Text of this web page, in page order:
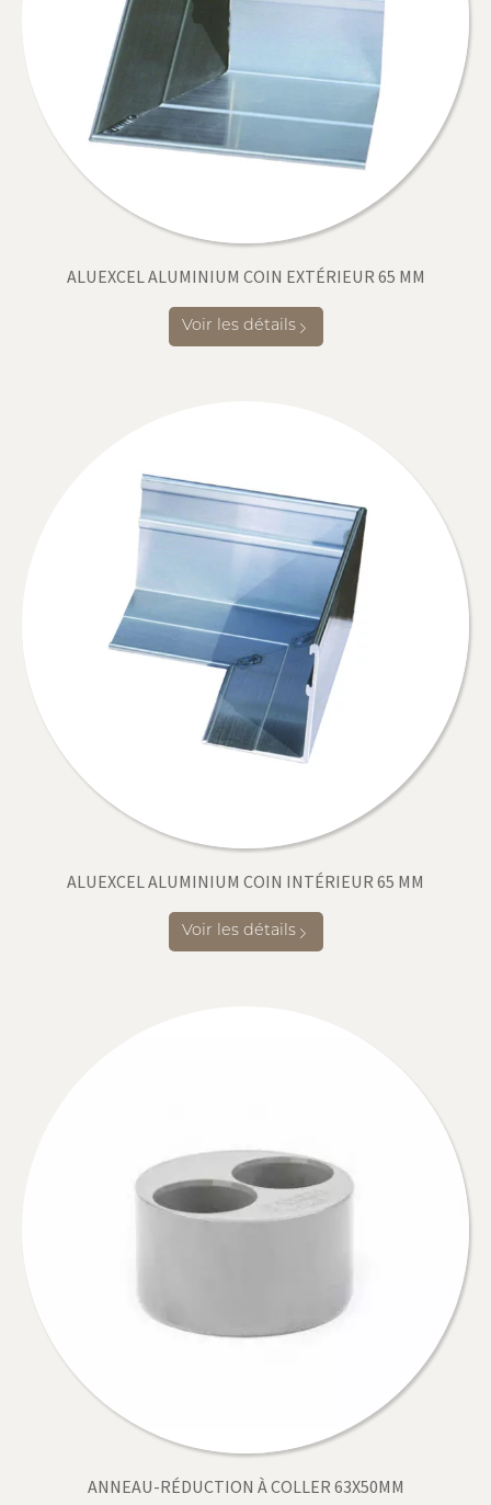
ALUEXCEL ALUMINIUM COIN EXTÉRIEUR 65 MM
Voir les détails
ALUEXCEL ALUMINIUM COIN INTÉRIEUR 65 MM
Voir les détails
ANNEAU-RÉDUCTION À COLLER 63X50MM